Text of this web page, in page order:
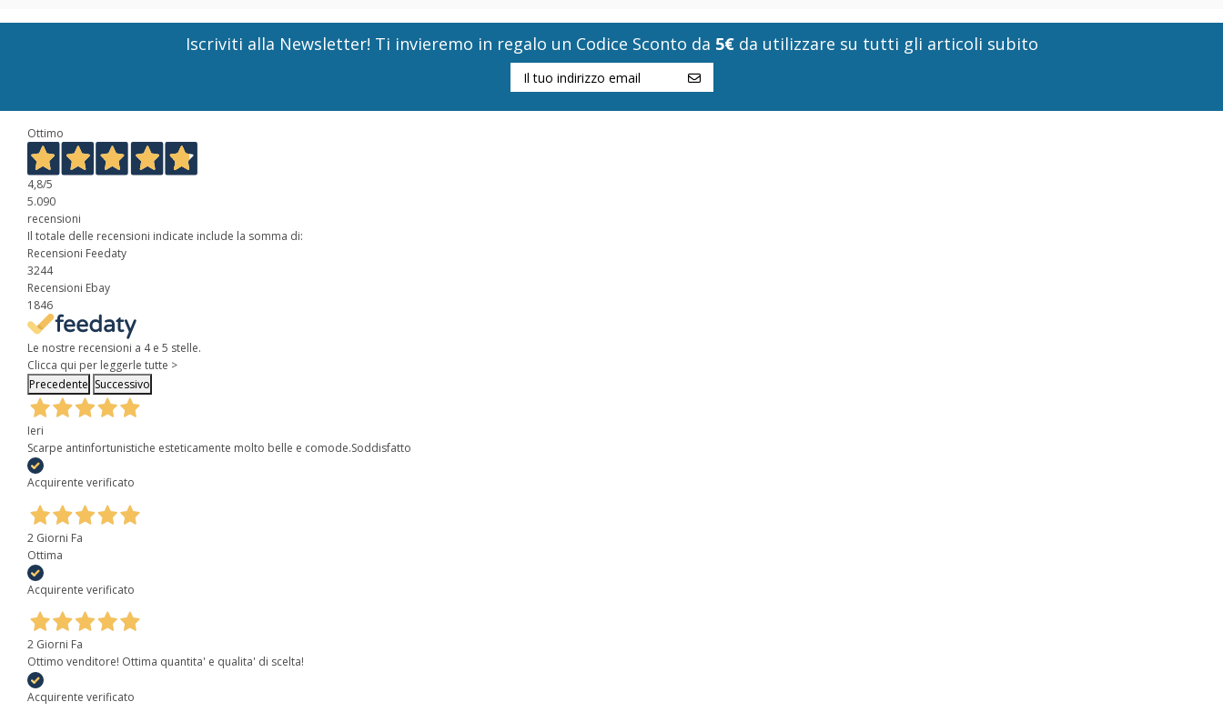
Iscriviti alla Newsletter! Ti invieremo in regalo un Codice Sconto da 5€da utilizzare su tutti gli articoli subito
Ottimo
4,8/5
5.090
recensioni
Il totale delle recensioni indicate include la somma di:
Recensioni Feedaty
3244
Recensioni Ebay
1846
Le nostre recensioni a 4 e 5 stelle.
Clicca qui per leggerle tutte >
Precedente Successivo
Ieri
Scarpe antinfortunistiche esteticamente molto belle e comode.Soddisfatto
Acquirente verificato
2 Giorni Fa
Ottima
Acquirente verificato
2 Giorni Fa
Ottimo venditore! Ottima quantita' e qualita' di scelta!
Acquirente verificato